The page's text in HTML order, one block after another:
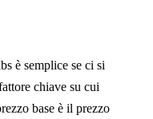
è semplice se ci si
chiave su cui
base è il prezzo